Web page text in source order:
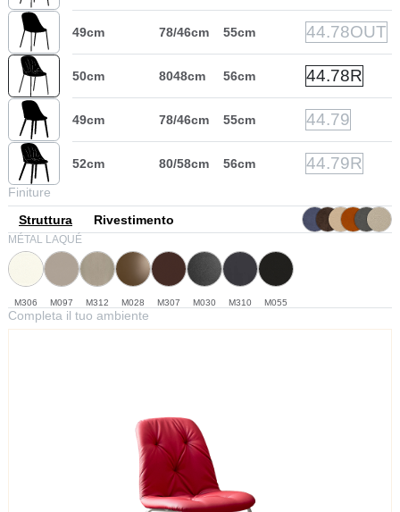
49cm 78/46cm 55cm 44.78OUT
50cm 8048cm 56cm 44.78R
49cm 78/46cm 55cm 44.79
52cm 80/58cm 56cm 44.79R
Finiture
Struttura
Rivestimento
MÉTAL LAQUÉ
M306 M097 M312 M028 M307 M030 M310 M055
Completa il tuo ambiente